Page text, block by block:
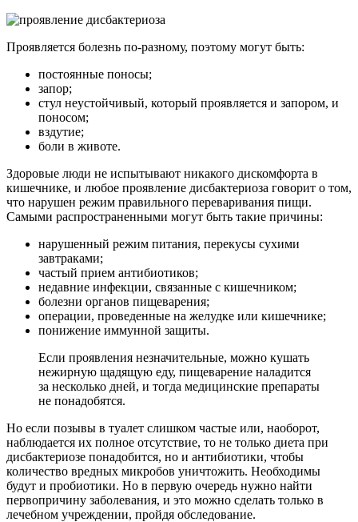
Проявляется болезнь по-разному, поэтому могут быть:
постоянные поносы;
запор;
стул неустойчивый, который проявляется и запором, и
поносом;
вздутие;
боли в животе.
Здоровые люди не испытывают никакого дискомфорта в
кишечнике, и любое проявление дисбактериоза говорит о том,
что нарушен режим правильного переваривания пищи.
Самыми распространенными могут быть такие причины:
нарушенный режим питания, перекусы сухими
завтраками;
частый прием антибиотиков;
недавние инфекции, связанные с кишечником;
болезни органов пищеварения;
операции, проведенные на желудке или кишечнике;
понижение иммунной защиты.
Если проявления незначительные, можно кушать
нежирную щадящую еду, пищеварение наладится
за несколько дней, и тогда медицинские препараты
не понадобятся.
Но если позывы в туалет слишком частые или, наоборот,
наблюдается их полное отсутствие, то не только диета при
дисбактериозе понадобится, но и антибиотики, чтобы
количество вредных микробов уничтожить. Необходимы
будут и пробиотики. Но в первую очередь нужно найти
первопричину заболевания, и это можно сделать только в
лечебном учреждении, пройдя обследование.